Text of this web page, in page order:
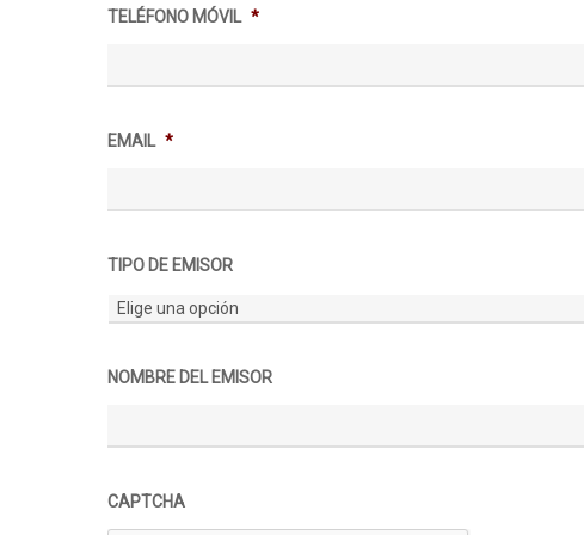
TELÉFONO MÓVIL *
EMAIL *
TIPO DE EMISOR
NOMBRE DEL EMISOR
CAPTCHA